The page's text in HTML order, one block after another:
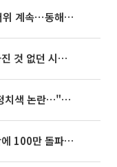
[내일 날씨] 폭염 한풀 꺾여도 무더위 계속⋯동해안 이틀 연속 비
임영웅, 어느덧 데뷔 10주년⋯"가진 것 없던 시절, 내 앞엔 20명의 팬뿐"
김희철, '뒤집힌 태극기' 지적 후 정치색 논란…"좌우 떠나 우리나라 국기"
놀란 감독 '오디세이', 개봉 4일 만에 100만 돌파⋯'왕사남' 보다 빠르다